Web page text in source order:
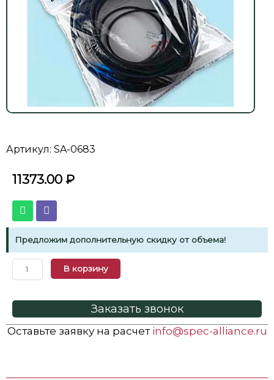
Артикул: SA-0683
11373.00 ₽
Предложим дополнительную скидку от объема!
В корзину
Заказать звонок
Оставьте заявку на расчет info@spec-alliance.ru